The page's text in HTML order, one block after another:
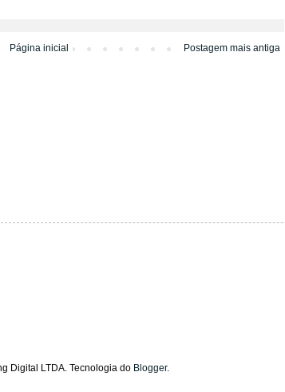
Postagem mais antiga
Página inicial
Digital LTDA. Tecnologia do Blogger.